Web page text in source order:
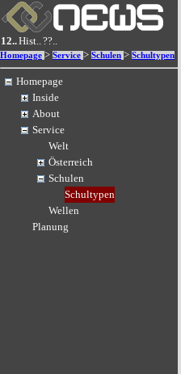
12..Hist..??..
Homepage > Service > Schulen > Schultypen
Homepage
Inside
About
Service
Welt
Österreich
Schulen
Schultypen
Wellen
Planung